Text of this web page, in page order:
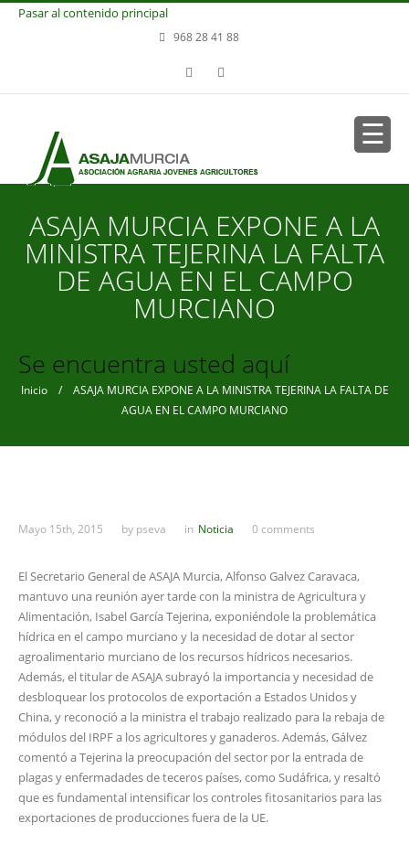
Pasar al contenido principal
968 28 41 88
ASAJA MURCIA EXPONE A LA
MINISTRA TEJERINA LA FALTA
DE AGUA EN EL CAMPO
MURCIANO
Se encuentra usted aquí
Inicio/ ASAJA MURCIA EXPONE A LA MINISTRA TEJERINA LA FALTA DE
AGUA EN EL CAMPO MURCIANO
Mayo 15th, 2015 by pseva in Noticia 0 comments
El Secretario General de ASAJA Murcia, Alfonso Galvez Caravaca,
mantuvo una reunión ayer tarde con la ministra de Agricultura y
Alimentación, Isabel García Tejerina, exponiéndole la problemática
hídrica en el campo murciano y la necesidad de dotar al sector
agroalimentario murciano de los recursos hídricos necesarios.
Además, el titular de ASAJA subrayó la importancia y necesidad de
desbloquear los protocolos de exportación a Estados Unidos y
China, y reconoció a la ministra el trabajo realizado para la rebaja de
módulos del IRPF a los agricultores y ganaderos. Además, Gálvez
comentó a Tejerina la preocupación del sector por la entrada de
plagas y enfermadades de teceros países, como Sudáfrica, y resaltó
que es fundamental intensificar los controles fitosanitarios para las
exportaciones de producciones fuera de la UE.